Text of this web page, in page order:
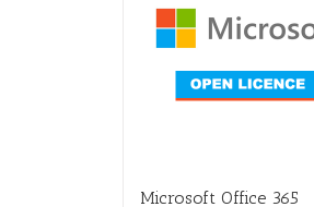
Microsoft Office 365